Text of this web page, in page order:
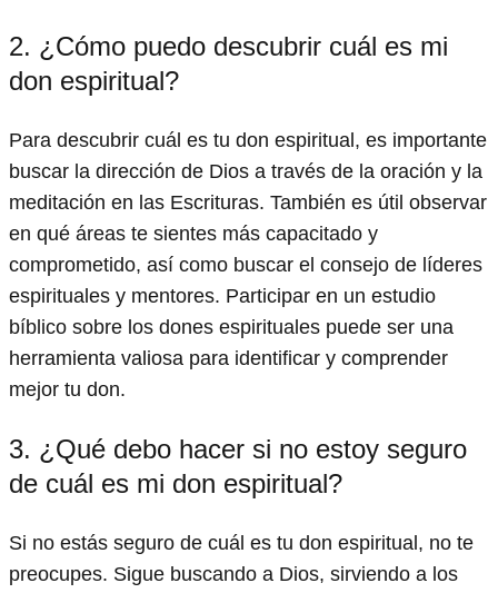
2. ¿Cómo puedo descubrir cuál es mi
don espiritual?
Para descubrir cuál es tu don espiritual, es importante
buscar la dirección de Dios a través de la oración y la
meditación en las Escrituras. También es útil observar
en qué áreas te sientes más capacitado y
comprometido, así como buscar el consejo de líderes
espirituales y mentores. Participar en un estudio
bíblico sobre los dones espirituales puede ser una
herramienta valiosa para identificar y comprender
mejor tu don.
3. ¿Qué debo hacer si no estoy seguro
de cuál es mi don espiritual?
Si no estás seguro de cuál es tu don espiritual, no te
preocupes. Sigue buscando a Dios, sirviendo a los